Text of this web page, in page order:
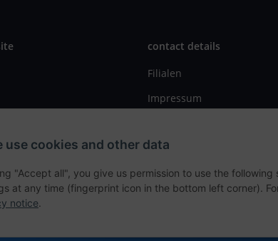
contact details
Filialen
Impressum
plusshipping fees
use cookies and other data
"Accept all", you give us permission to use the
at any time (fingerprint icon in the bottom left corner).
notice.